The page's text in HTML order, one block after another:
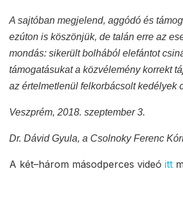
A sajtóban megjelend, aggódó és
ezúton is köszönjük, de talán erre az
mondás: sikerült bolhából elefántot
támogatásukat a közvélemény korrekt
az értelmetlenül felkorbácsolt kedélyek
Veszprém, 2018. szeptember 3.
Dr. Dávid Gyula, a Csolnoky Ferenc
A két–három másodperces videó itt